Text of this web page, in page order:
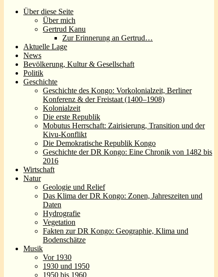
Über diese Seite
Über mich
Gertrud Kanu
Zur Erinnerung an Gertrud…
Aktuelle Lage
News
Bevölkerung, Kultur & Gesellschaft
Politik
Geschichte
Geschichte des Kongo: Vorkolonialzeit, Berliner
Konferenz & der Freistaat (1400–1908)
Kolonialzeit
Die erste Republik
Mobutus Herrschaft: Zairisierung, Transition und der
Kivu-Konflikt
Die Demokratische Republik Kongo
Geschichte der DR Kongo: Eine Chronik von 1482 bis
2016
Wirtschaft
Natur
Geologie und Relief
Das Klima der DR Kongo: Zonen, Jahreszeiten und
Daten
Hydrografie
Vegetation
Fakten zur DR Kongo: Geographie, Klima und
Bodenschätze
Musik
Vor 1930
1930 und 1950
1950 bis 1960